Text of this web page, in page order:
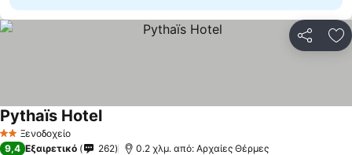
2 ΑστέριαΞενοδοχείο
Pythaïs Hotel
9,4 Εξαιρετικό 262 0.2 χλμ. από: Αρχαίες Θέρμες